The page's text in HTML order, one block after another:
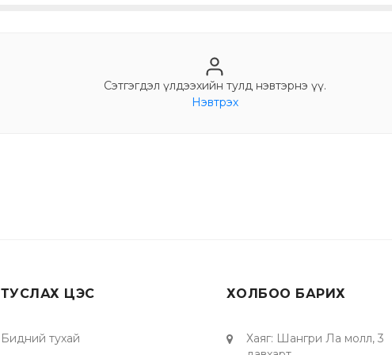
Сэтгэгдэл үлдээхийн тулд нэвтэрнэ үү.
Нэвтрэх
ТУСЛАХ ЦЭС
Бидний тухай
ХОЛБОО БАРИХ
Хаяг: Шангри Ла молл, 3